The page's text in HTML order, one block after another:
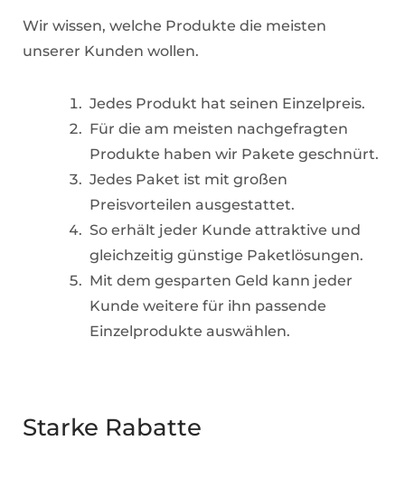
Wir wissen, welche Produkte die meisten
unserer Kunden wollen.
Jedes Produkt hat seinen Einzelpreis.
Für die am meisten nachgefragten
Produkte haben wir Pakete geschnürt.
Jedes Paket ist mit großen
Preisvorteilen ausgestattet.
So erhält jeder Kunde attraktive und
gleichzeitig günstige Paketlösungen.
Mit dem gesparten Geld kann jeder
Kunde weitere für ihn passende
Einzelprodukte auswählen.
Starke Rabatte